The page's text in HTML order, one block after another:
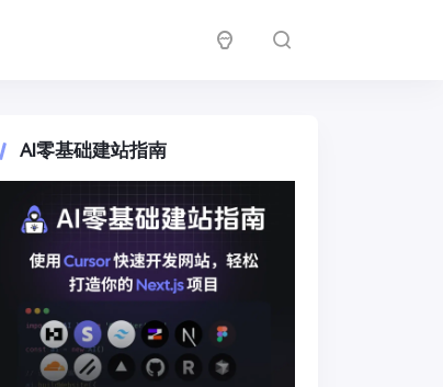
AI零基础建站指南